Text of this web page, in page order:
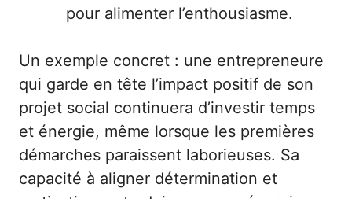
pour alimenter l’enthousiasme.
Un exemple concret : une entrepreneure
qui garde en tête l’impact positif de son
projet social continuera d’investir temps
et énergie, même lorsque les premières
démarches paraissent laborieuses. Sa
capacité à aligner détermination et